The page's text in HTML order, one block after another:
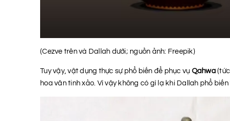
(Cezve trên và Dallah dưới; nguồn ảnh: Freepik)
Tuy vậy, vật dụng thực sự phổ biến để phục vụ Qahwa
hoa văn tinh xảo. Vì vậy không có gì lạ khi Dallah phổ